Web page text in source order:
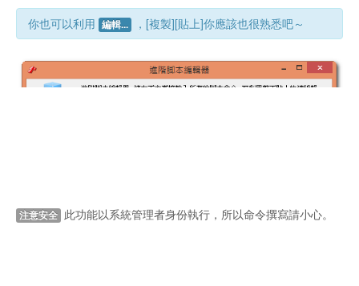
你也可以利用 編輯... ，[複製][貼上]你應該也很熟悉吧～
注意安全 此功能以系統管理者身份執行，所以命令撰寫請小心。